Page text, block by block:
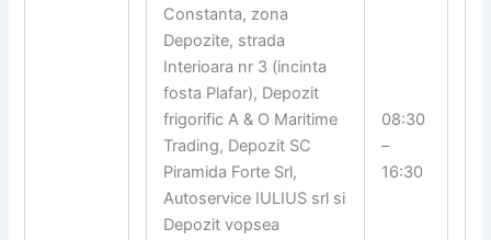
Constanta, zona
Depozite, strada
Interioara nr 3 (incinta
fosta Plafar), Depozit
frigorific A & O Maritime
Trading, Depozit SC
Piramida Forte Srl,
Autoservice IULIUS srl si
Depozit vopsea
08:30
–
16:30